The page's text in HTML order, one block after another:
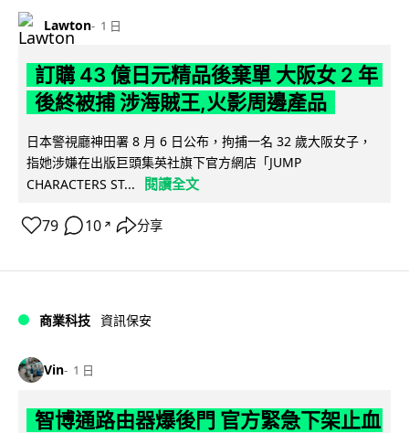
Lawton 1 日
訂購 43 億日元精品後棄單 大阪女 2 年
後終被捕 涉海賊王,火影周邊產品
日本警視廳神田署 8 月 6 日公布，拘捕一名 32 歲大阪女子，
指她涉嫌在出版巨頭集英社旗下官方網店「JUMP
CHARACTERS ST...
閱讀全文
79 10 ↗ 分享
商業科技 資訊保安
Vin 1 日
智博通路由器爆後門 官方緊急下架止血